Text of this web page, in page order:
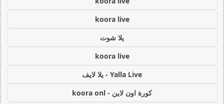
koora live
يلا شوت
koora live
Yalla Live - يلا لايف
كورة اون لاين - koora onl